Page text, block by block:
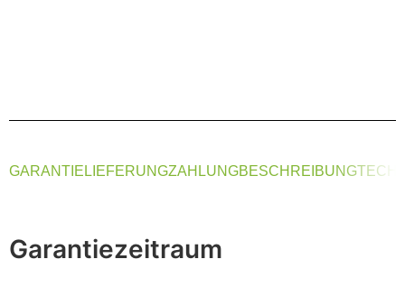
GARANTIE LIEFERUNGZAHLUNGBESCHREIBUNG
Garantiezeitraum